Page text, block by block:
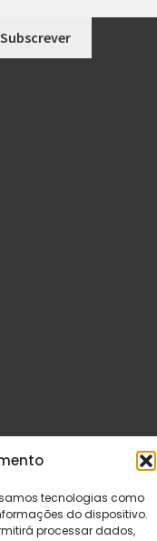
tecnologias como
do dispositivo.
processar dados,